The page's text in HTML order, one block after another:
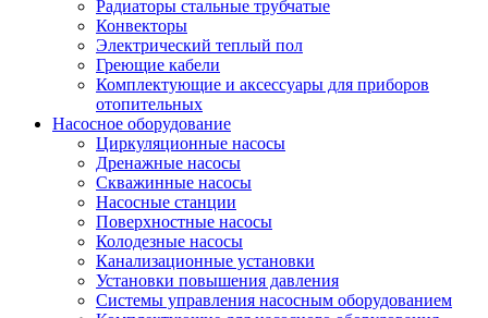
Радиаторы стальные трубчатые
Конвекторы
Электрический теплый пол
Греющие кабели
Комплектующие и аксессуары для приборов
отопительных
Насосное оборудование
Циркуляционные насосы
Дренажные насосы
Скважинные насосы
Насосные станции
Поверхностные насосы
Колодезные насосы
Канализационные установки
Установки повышения давления
Системы управления насосным оборудованием